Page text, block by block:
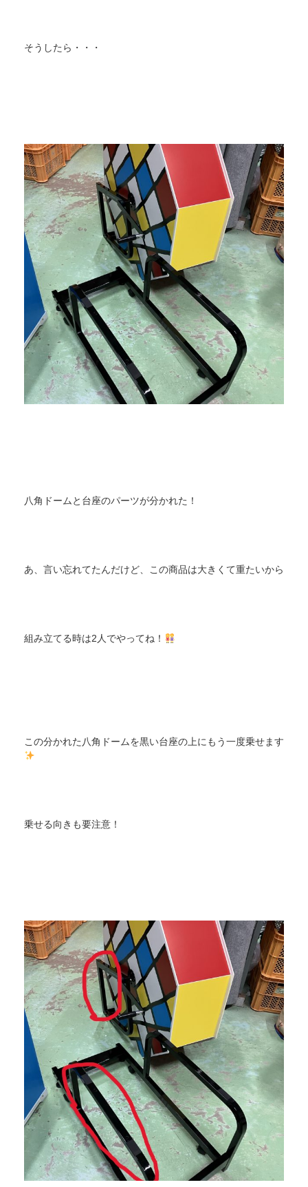
そうしたら・・・
八角ドームと台座のパーツが分かれた！
あ、言い忘れてたんだけど、この商品は大きくて重たいから
組み立てる時は2人でやってね！
この分かれた八角ドームを黒い台座の上にもう一度乗せます
乗せる向きも要注意！